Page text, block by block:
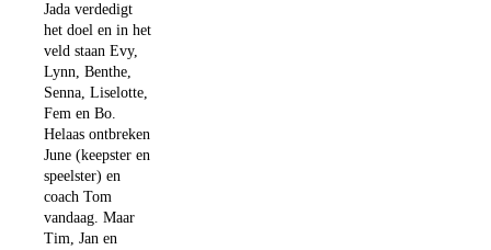
Jada verdedigt
het doel en in het
veld staan Evy,
Lynn, Benthe,
Senna, Liselotte,
Fem en Bo.
Helaas ontbreken
June (keepster en
speelster) en
coach Tom
vandaag. Maar
Tim, Jan en